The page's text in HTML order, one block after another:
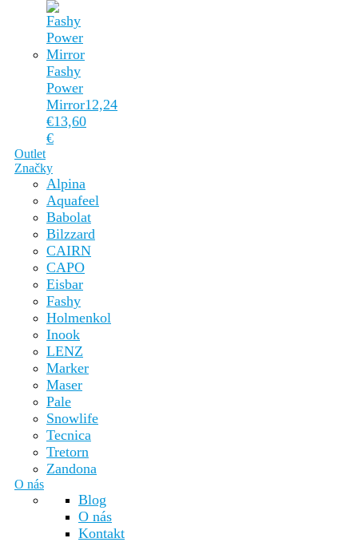
Fashy
Power
Mirror12,24
€13,60
€
Outlet
Značky
Alpina
Aquafeel
Babolat
Bilzzard
CAIRN
CAPO
Eisbar
Fashy
Holmenkol
Inook
LENZ
Marker
Maser
Pale
Snowlife
Tecnica
Tretorn
Zandona
O nás
Blog
O nás
Kontakt